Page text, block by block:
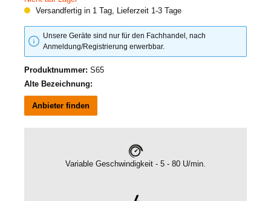
Versandfertig in 1 Tag, Lieferzeit 1-3 Tage
Unsere Geräte sind nur für den Fachhandel, nach
Anmeldung/Registrierung erwerbbar.
Produktnummer: S65
Alte Bezeichnung:
Anbieter finden
Variable Geschwindigkeit - 5 - 80 U/min.